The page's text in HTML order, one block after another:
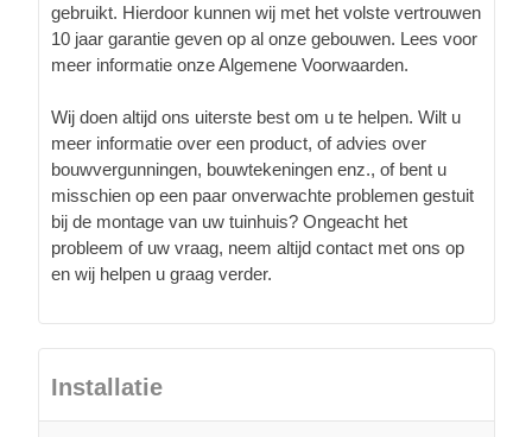
gebruikt. Hierdoor kunnen wij met het volste vertrouwen
10 jaar garantie geven op al onze gebouwen. Lees voor
meer informatie onze Algemene Voorwaarden.
Wij doen altijd ons uiterste best om u te helpen. Wilt u
meer informatie over een product, of advies over
bouwvergunningen, bouwtekeningen enz., of bent u
misschien op een paar onverwachte problemen gestuit
bij de montage van uw tuinhuis? Ongeacht het
probleem of uw vraag, neem altijd contact met ons op
en wij helpen u graag verder.
Installatie